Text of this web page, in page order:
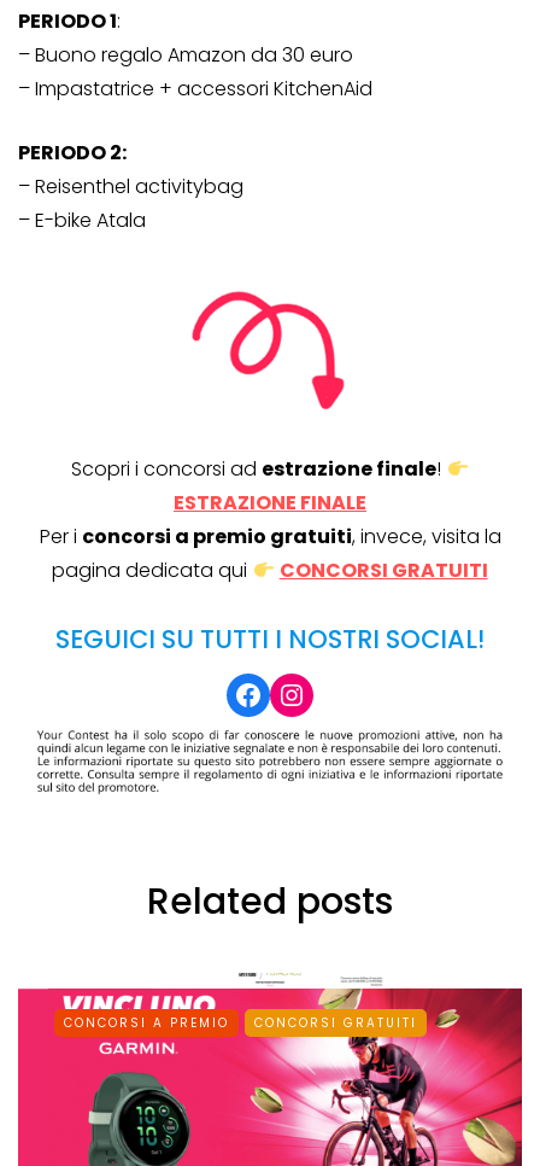
PERIODO 1:
– Buono regalo Amazon da 30 euro
– Impastatrice + accessori KitchenAid
PERIODO 2:
– Reisenthel activitybag
– E-bike Atala
Scopri i concorsi ad estrazione finale!
ESTRAZIONE FINALE
Per i concorsi a premio gratuiti, invece, visita la
pagina dedicata qui
CONCORSI GRATUITI
SEGUICI SU TUTTI I NOSTRI SOCIAL!
Facebook
Instagram
Related posts
CONCORSI A PREMIO CONCORSI GRATUITI